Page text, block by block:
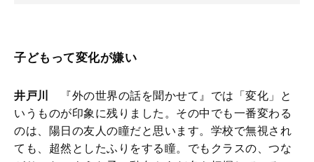
子どもって変化が嫌い
井戸川
『外の世界の話を聞かせて』では「変化」と
いうものが印象に残りました。その中でも一番変わる
のは、陽日の友人の瞳だと思います。学校で無視され
ても、超然としたふりをする瞳。でもクラスの、つな